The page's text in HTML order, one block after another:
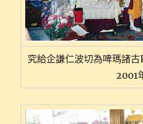
究給企謙仁波切為啤瑪諸
2001